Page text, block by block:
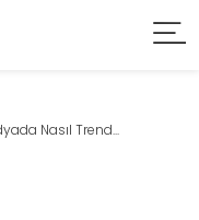
Nasıl Trend...